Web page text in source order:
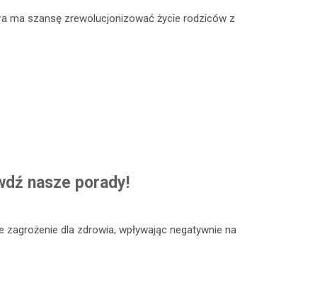
ma szansę zrewolucjonizować życie rodziców z
nasze porady!
dla zdrowia, wpływając negatywnie na